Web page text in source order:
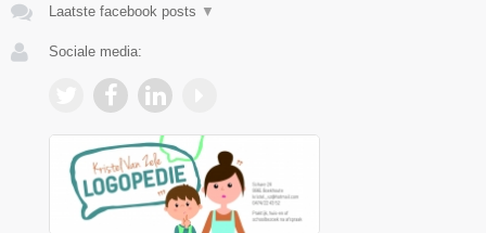
Laatste facebook posts ▼
Sociale media: